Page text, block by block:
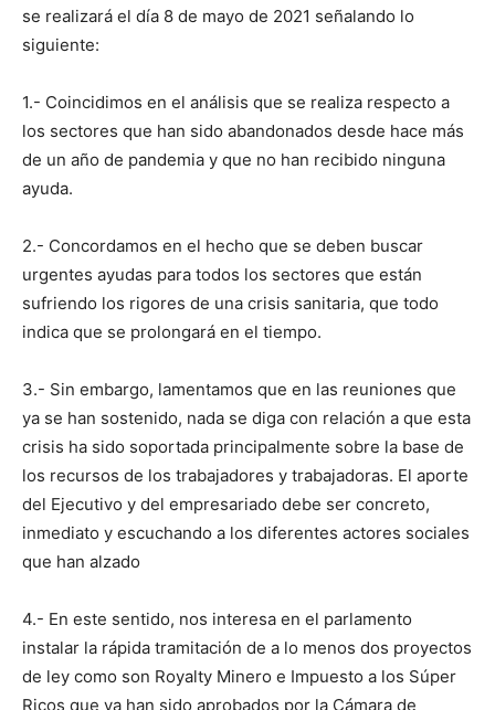
se realizará el día 8 de mayo de 2021 señalando lo
siguiente:
1.- Coincidimos en el análisis que se realiza respecto a
los sectores que han sido abandonados desde hace más
de un año de pandemia y que no han recibido ninguna
ayuda.
2.- Concordamos en el hecho que se deben buscar
urgentes ayudas para todos los sectores que están
sufriendo los rigores de una crisis sanitaria, que todo
indica que se prolongará en el tiempo.
3.- Sin embargo, lamentamos que en las reuniones que
ya se han sostenido, nada se diga con relación a que esta
crisis ha sido soportada principalmente sobre la base de
los recursos de los trabajadores y trabajadoras. El aporte
del Ejecutivo y del empresariado debe ser concreto,
inmediato y escuchando a los diferentes actores sociales
que han alzado
4.- En este sentido, nos interesa en el parlamento
instalar la rápida tramitación de a lo menos dos proyectos
de ley como son Royalty Minero e Impuesto a los Súper
Ricos que ya han sido aprobados por la Cámara de